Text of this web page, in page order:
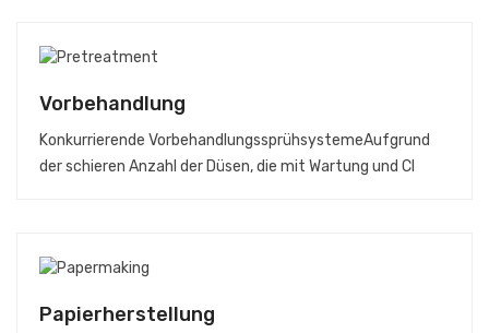
Vorbehandlung
Konkurrierende VorbehandlungssprühsystemeAufgrund
der schieren Anzahl der Düsen, die mit Wartung und Cl
Papierherstellung